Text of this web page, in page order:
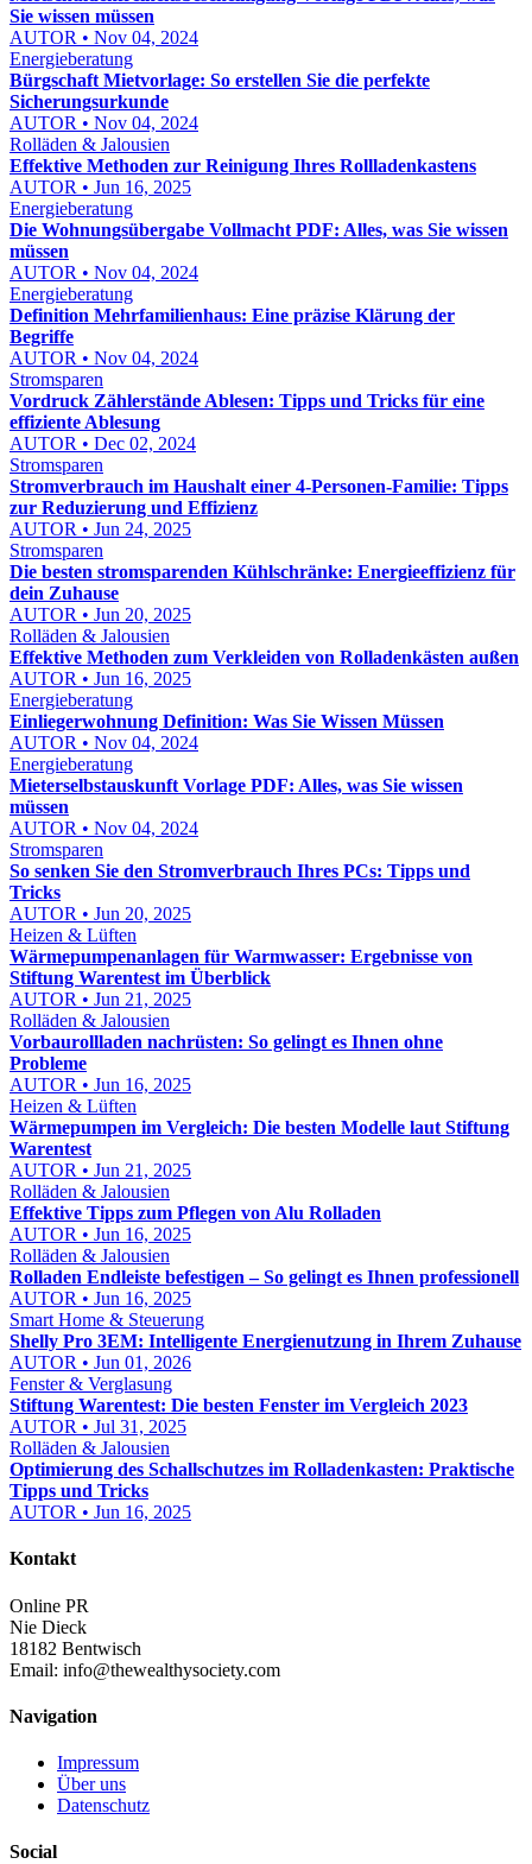
Sie wissen müssen
AUTOR • Nov 04, 2024
Energieberatung
Bürgschaft Mietvorlage: So erstellen Sie die perfekte
Sicherungsurkunde
AUTOR • Nov 04, 2024
Rolläden & Jalousien
Effektive Methoden zur Reinigung Ihres Rollladenkastens
AUTOR • Jun 16, 2025
Energieberatung
Die Wohnungsübergabe Vollmacht PDF: Alles, was Sie wissen
müssen
AUTOR • Nov 04, 2024
Energieberatung
Definition Mehrfamilienhaus: Eine präzise Klärung der
Begriffe
AUTOR • Nov 04, 2024
Stromsparen
Vordruck Zählerstände Ablesen: Tipps und Tricks für eine
effiziente Ablesung
AUTOR • Dec 02, 2024
Stromsparen
Stromverbrauch im Haushalt einer 4-Personen-Familie: Tipps
zur Reduzierung und Effizienz
AUTOR • Jun 24, 2025
Stromsparen
Die besten stromsparenden Kühlschränke: Energieeffizienz für
dein Zuhause
AUTOR • Jun 20, 2025
Rolläden & Jalousien
Effektive Methoden zum Verkleiden von Rolladenkästen außen
AUTOR • Jun 16, 2025
Energieberatung
Einliegerwohnung Definition: Was Sie Wissen Müssen
AUTOR • Nov 04, 2024
Energieberatung
Mieterselbstauskunft Vorlage PDF: Alles, was Sie wissen
müssen
AUTOR • Nov 04, 2024
Stromsparen
So senken Sie den Stromverbrauch Ihres PCs: Tipps und
Tricks
AUTOR • Jun 20, 2025
Heizen & Lüften
Wärmepumpenanlagen für Warmwasser: Ergebnisse von
Stiftung Warentest im Überblick
AUTOR • Jun 21, 2025
Rolläden & Jalousien
Vorbaurollladen nachrüsten: So gelingt es Ihnen ohne
Probleme
AUTOR • Jun 16, 2025
Heizen & Lüften
Wärmepumpen im Vergleich: Die besten Modelle laut Stiftung
Warentest
AUTOR • Jun 21, 2025
Rolläden & Jalousien
Effektive Tipps zum Pflegen von Alu Rolladen
AUTOR • Jun 16, 2025
Rolläden & Jalousien
Rolladen Endleiste befestigen – So gelingt es Ihnen professionell
AUTOR • Jun 16, 2025
Smart Home & Steuerung
Shelly Pro 3EM: Intelligente Energienutzung in Ihrem Zuhause
AUTOR • Jun 01, 2026
Fenster & Verglasung
Stiftung Warentest: Die besten Fenster im Vergleich 2023
AUTOR • Jul 31, 2025
Rolläden & Jalousien
Optimierung des Schallschutzes im Rolladenkasten: Praktische
Tipps und Tricks
AUTOR • Jun 16, 2025
Kontakt
Online PR
Nie Dieck
18182 Bentwisch
Email: info@thewealthysociety.com
Navigation
Impressum
Über uns
Datenschutz
Social